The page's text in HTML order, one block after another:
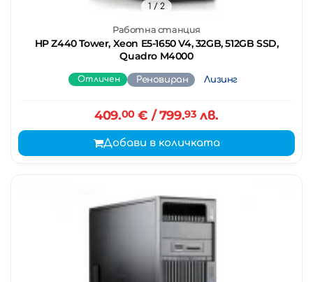
Работна станция
HP Z440 Tower, Xeon E5-1650 V4, 32GB, 512GB SSD,
Quadro M4000
1/ 2
Отличен Реновиран Лизинг
409.00€ / 799.93 лв.
Добави в количката